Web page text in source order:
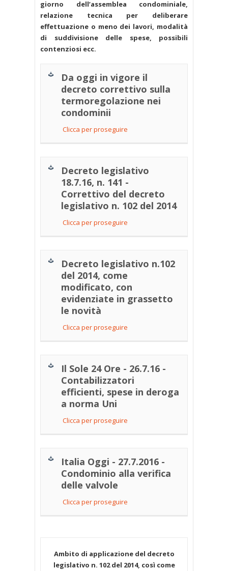
giorno dell’assemblea condominiale,
relazione tecnica per deliberare
effettuazione o meno dei lavori, modalità
di suddivisione delle spese, possibili
contenziosi ecc.
Da oggi in vigore il
decreto correttivo sulla
termoregolazione nei
condominii
Clicca per proseguire
Decreto legislativo
18.7.16, n. 141 -
Correttivo del decreto
legislativo n. 102 del 2014
Clicca per proseguire
Decreto legislativo n.102
del 2014, come
modificato, con
evidenziate in grassetto
le novità
Clicca per proseguire
Il Sole 24 Ore - 26.7.16 -
Contabilizzatori
efficienti, spese in deroga
a norma Uni
Clicca per proseguire
Italia Oggi - 27.7.2016 -
Condominio alla verifica
delle valvole
Clicca per proseguire
Ambito di applicazione del decreto
legislativo n. 102 del 2014, così come